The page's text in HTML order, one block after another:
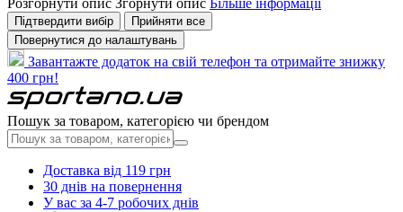
Розгорнути опис Згорнути опис Більше інформації
Підтвердити вибір
Прийняти все
Повернутися до налаштувань
Завантажте додаток на свій телефон та отримайте знижку
400 грн!
Пошук за товаром, категорією чи брендом
Доставка від 119 грн
30 днів на повернення
У вас за 4-7 робочих днів